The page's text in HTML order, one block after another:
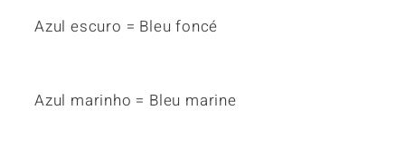
Azul escuro = Bleu foncé
Azul marinho = Bleu marine